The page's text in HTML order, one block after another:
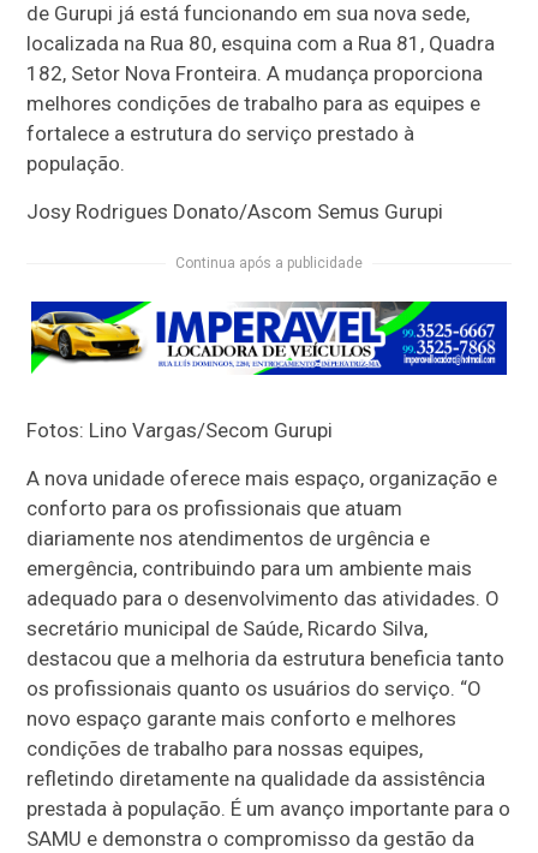
de Gurupi já está funcionando em sua nova sede,
localizada na Rua 80, esquina com a Rua 81, Quadra
182, Setor Nova Fronteira. A mudança proporciona
melhores condições de trabalho para as equipes e
fortalece a estrutura do serviço prestado à
população.
Josy Rodrigues Donato/Ascom Semus Gurupi
Continua após a publicidade
Fotos: Lino Vargas/Secom Gurupi
A nova unidade oferece mais espaço, organização e
conforto para os profissionais que atuam
diariamente nos atendimentos de urgência e
emergência, contribuindo para um ambiente mais
adequado para o desenvolvimento das atividades. O
secretário municipal de Saúde, Ricardo Silva,
destacou que a melhoria da estrutura beneficia tanto
os profissionais quanto os usuários do serviço. “O
novo espaço garante mais conforto e melhores
condições de trabalho para nossas equipes,
refletindo diretamente na qualidade da assistência
prestada à população. É um avanço importante para o
SAMU e demonstra o compromisso da gestão da